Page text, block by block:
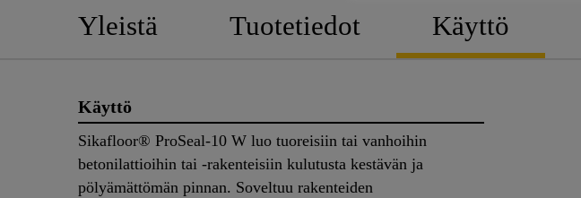
Yleistä Tuotetiedot Käyttö
Käyttö
Sikafloor® ProSeal-10 W luo tuoreisiin tai vanhoihin
betonilattioihin tai -rakenteisiin kulutusta kestävän ja
pölyämättömän pinnan. Soveltuu rakenteiden